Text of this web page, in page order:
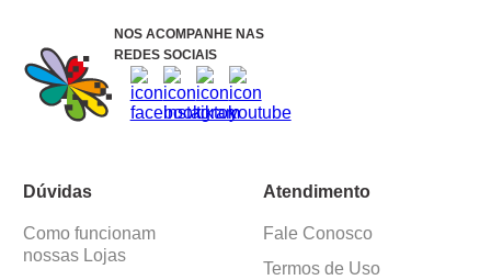
NOS ACOMPANHE NAS
REDES SOCIAIS
Dúvidas
Como funcionam
nossas Lojas
Atendimento
Fale Conosco
Termos de Uso